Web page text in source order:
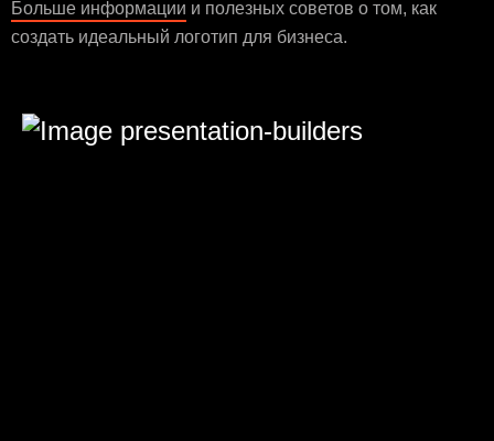
Больше информации и полезных советов о том, как
создать идеальный логотип для бизнеса.